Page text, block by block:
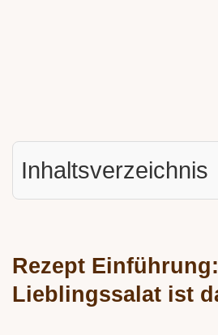
Inhaltsverzeichnis
Rezept
Lieblingssalat ist